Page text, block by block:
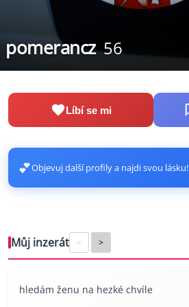
pomerancz 56
Líbí se mi
💕Objevuj další profily a najdi svou lásku!
Můj inzerát < >
hledám ženu na hezké chvíle